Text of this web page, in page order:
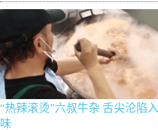
“热辣滚烫”六叔牛杂 舌尖沦陷入
味